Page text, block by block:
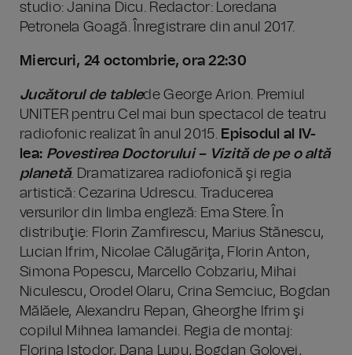
studio: Janina Dicu. Redactor: Loredana
Petronela Goagă. Înregistrare din anul 2017.
Miercuri, 24 octombrie, ora 22:30
Jucătorul de tablede George Arion. Premiul
UNITER pentru Cel mai bun spectacol de teatru
radiofonic realizat în anul 2015. Episodul al IV-
lea: Povestirea Doctorului – Vizită de pe o altă
planetă. Dramatizarea radiofonică şi regia
artistică: Cezarina Udrescu. Traducerea
versurilor din limba engleză: Ema Stere. În
distribuţie: Florin Zamfirescu, Marius Stănescu,
Lucian Ifrim, Nicolae Călugăriţa, Florin Anton,
Simona Popescu, Marcello Cobzariu, Mihai
Niculescu, Orodel Olaru, Crina Semciuc, Bogdan
Mălăele, Alexandru Repan, Gheorghe Ifrim şi
copilul Mihnea Iamandei. Regia de montaj:
Florina Istodor, Dana Lupu, Bogdan Golovei,